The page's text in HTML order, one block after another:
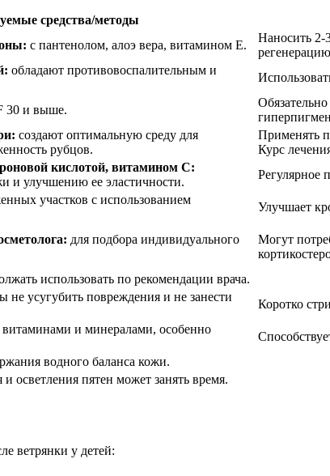
средства/методы
с пантенолом, алоэ вера, витамином Е.
Наносить 2-
обладают противовоспалительным и
30 и выше.
создают оптимальную среду для
рубцов.
Применять
Курс
кислотой, витамином С:
и улучшению ее эластичности.
Регулярное
участков с использованием
Улучшает
для подбора индивидуального
Могут
использовать по рекомендации врача.
не усугубить повреждения и не занести
Коротко
витаминами и минералами, особенно
водного баланса кожи.
осветления пятен может занять время.
ветрянки у детей: